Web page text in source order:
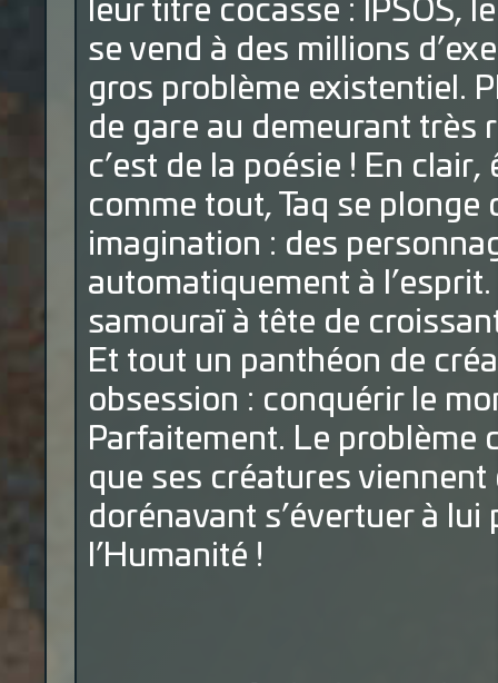
leur titre cocasse : IPSOS,
se vend à des millions
gros problème existentiel.
de gare au demeurant très
c’est de la poésie ! En
comme tout, Taq se
imagination : des
automatiquement à
samouraï à tête de
Et tout un panthéon de
obsession : conquérir le
Parfaitement. Le problème
que ses créatures viennent
dorénavant s’évertuer à
l’Humanité !